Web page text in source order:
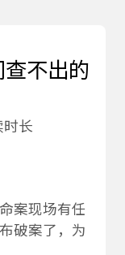
不出的
长
案现场有任
破案了，为